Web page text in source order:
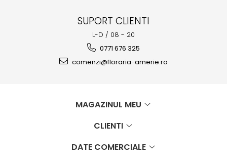
SUPORT CLIENTI
L-D / 08 - 20
0771 676 325
comenzi@floraria-amerie.ro
MAGAZINUL MEU
CLIENTI
DATE COMERCIALE